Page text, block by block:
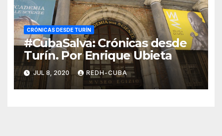
CRÓNICAS DESDE TURÍN
#CubaSalva: Crónicas desde
Turín. Por Enrique Ubieta
JUL 8, 2020 REDH-CUBA